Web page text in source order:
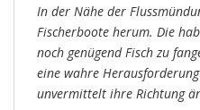
In der Nähe der
Fischerboote herum. Die
noch genügend Fisch zu
eine wahre
unvermittelt ihre Richtung